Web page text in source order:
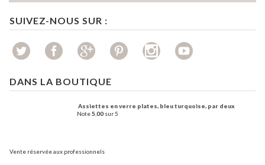
SUIVEZ-NOUS SUR :
DANS LA BOUTIQUE
Assiettes en verre plates, bleu turquoise, par deux
Note5.00 sur 5
Vente réservée aux professionnels